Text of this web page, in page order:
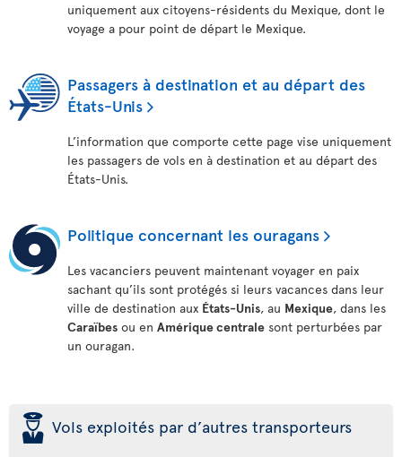
uniquement aux citoyens-résidents du Mexique, dont le
voyage a pour point de départ le Mexique.
Passagers à destination et au départ des
États-Unis
L’information que comporte cette page vise uniquement
les passagers de vols en à destination et au départ des
États-Unis.
Politique concernant les ouragans
Les vacanciers peuvent maintenant voyager en paix
sachant qu’ils sont protégés si leurs vacances dans leur
ville de destination aux États-Unis, au Mexique, dans les
Caraïbes ou en Amérique centrale sont perturbées par
un ouragan.
þ Vols exploités par d’autres transporteurs